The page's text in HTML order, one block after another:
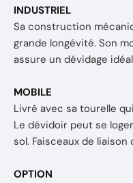
INDUSTRIEL
Sa construction
grande longévité. Son
assure un dévidage
MOBILE
Livré avec sa tourelle
Le dévidoir peut se
sol. Faisceaux de liaison
OPTION